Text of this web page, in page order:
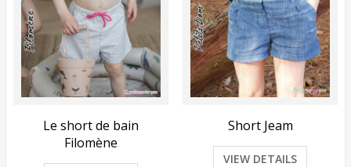
Le short de bain
Filomène
Short Jeam
VIEW DETAILS